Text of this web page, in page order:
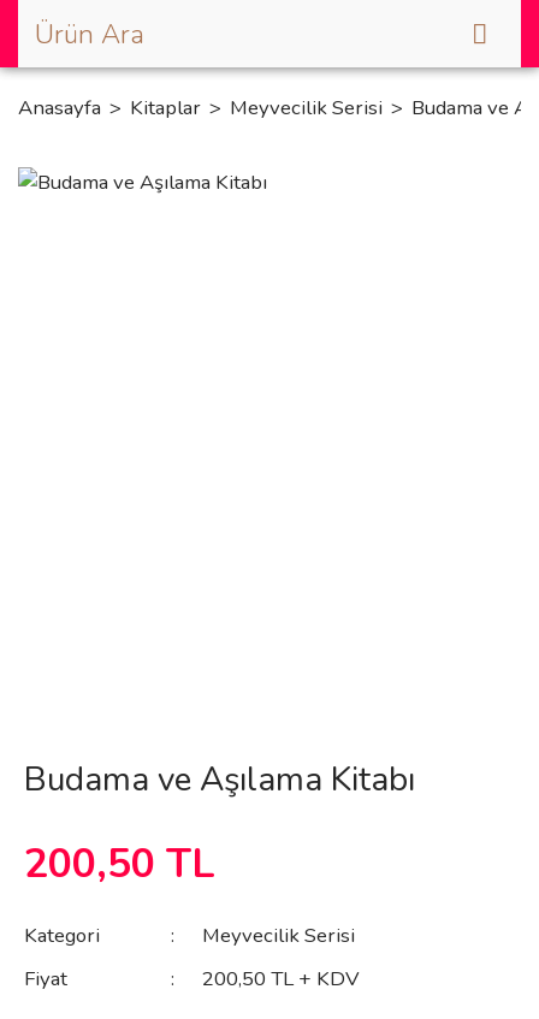
Anasayfa Kitaplar Meyvecilik Serisi Budama ve
Budama ve Aşılama Kitabı
200,50 TL
Kategori
Meyvecilik Serisi
Fiyat
200,50 TL + KDV